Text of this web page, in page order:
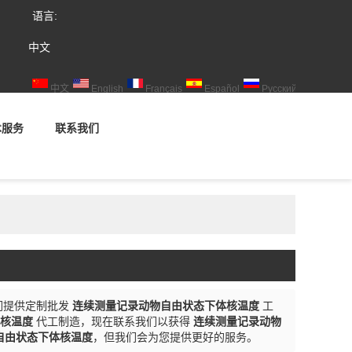
语言:
中文
中文 English Français Español Русский
务 联系我们
供定制批发 连续测量记录动物自由状态下体核温度 工
温度 代工制造，现在联系我们以获得 连续测量记录动物
由状态下体核温度，但我们会为您提供更好的服务。